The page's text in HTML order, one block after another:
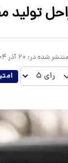
تولید
منتشر شده در:
رای دهید